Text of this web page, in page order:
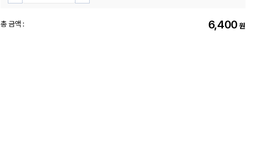
총 금액 : 6,400 원